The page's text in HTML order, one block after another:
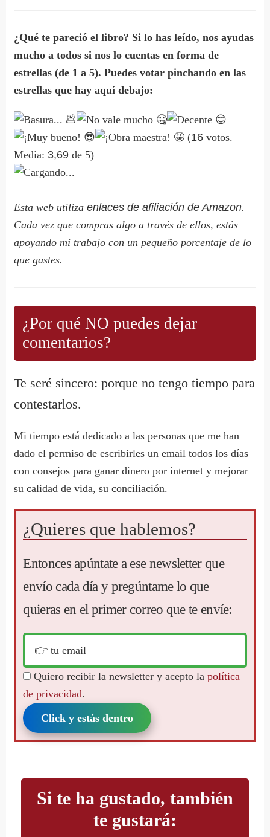
¿Qué te pareció el libro? Si lo has leído, nos ayudas
mucho a todos si nos lo cuentas en forma de
estrellas (de 1 a 5). Puedes votar pinchando en las
estrellas que hay aquí debajo:
(16 votos.
Media: 3,69 de 5)
Cargando...
Esta web utilizaenlaces de afiliación de Amazon.
Cada vez que compras algo a través de ellos, estás
apoyando mi trabajo con un pequeño porcentaje de lo
que gastes.
¿Por qué NO puedes dejar
comentarios?
Te seré sincero: porque no tengo tiempo para
contestarlos.
Mi tiempo está dedicado a las personas que me han
dado el permiso de escribirles un email todos los días
con consejos para ganar dinero por internet y mejorar
su calidad de vida, su conciliación.
¿Quieres que hablemos?
Entonces apúntate a ese newsletter que
envío cada día y pregúntame lo que
quieras en el primer correo que te envíe:
Quiero recibir la newsletter y acepto lapolítica
de privacidad.
Click y estás dentro
Si te ha gustado, también
te gustará: